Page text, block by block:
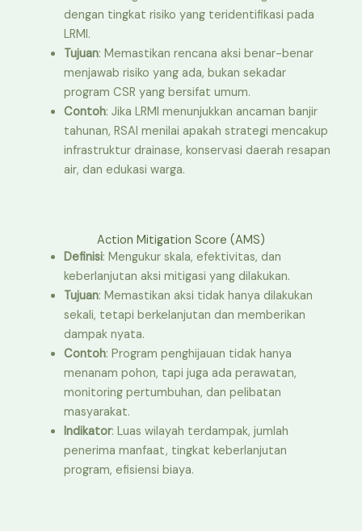
dengan tingkat risiko yang teridentifikasi pada
LRMI.
Tujuan: Memastikan rencana aksi benar-benar
menjawab risiko yang ada, bukan sekadar
program CSR yang bersifat umum.
Contoh: Jika LRMI menunjukkan ancaman banjir
tahunan, RSAI menilai apakah strategi mencakup
infrastruktur drainase, konservasi daerah resapan
air, dan edukasi warga.
Action Mitigation Score (AMS)
Definisi: Mengukur skala, efektivitas, dan
keberlanjutan aksi mitigasi yang dilakukan.
Tujuan: Memastikan aksi tidak hanya dilakukan
sekali, tetapi berkelanjutan dan memberikan
dampak nyata.
Contoh: Program penghijauan tidak hanya
menanam pohon, tapi juga ada perawatan,
monitoring pertumbuhan, dan pelibatan
masyarakat.
Indikator: Luas wilayah terdampak, jumlah
penerima manfaat, tingkat keberlanjutan
program, efisiensi biaya.